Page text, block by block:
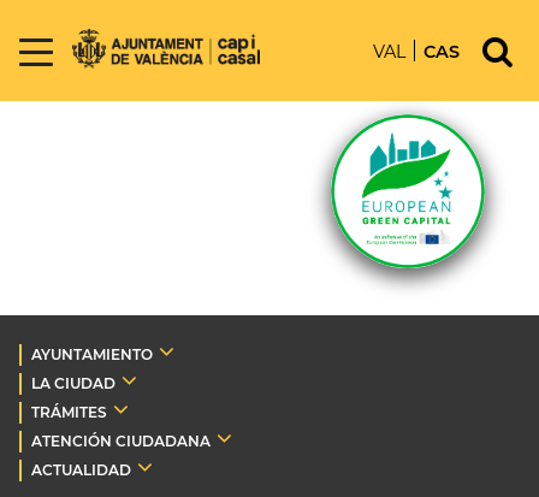
VAL CAS
AYUNTAMIENTO
LA CIUDAD
TRÁMITES
ATENCIÓN CIUDADANA
ACTUALIDAD